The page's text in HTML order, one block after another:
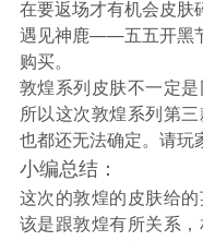
在要返场才有机会皮肤
遇见神鹿——五五开黑
购买。
敦煌系列皮肤不一定
所以这次敦煌系列第
也都还无法确定。请玩
小编总结：
这次的敦煌的皮肤给
该是跟敦煌有所关系